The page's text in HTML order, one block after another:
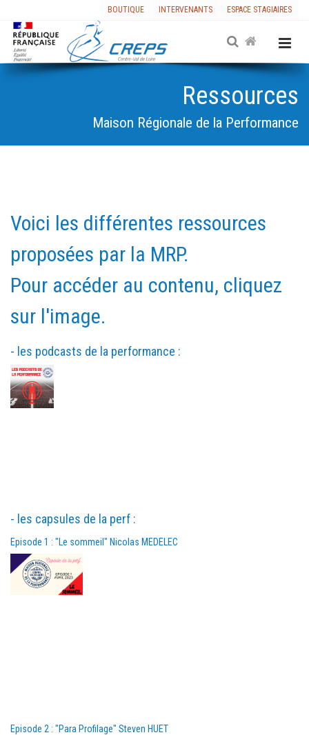
BOUTIQUE INTERVENANTS ESPACE STAGIAIRES
Ressources
Maison Régionale de la Performance
Voici les différentes ressources
proposées par la MRP.
Pour accéder au contenu, cliquez
sur l'image.
- les podcasts de la performance :
- les capsules de la perf :
Episode 1 : "Le sommeil" Nicolas MEDELEC
Episode 2 : "Para Profilage" Steven HUET